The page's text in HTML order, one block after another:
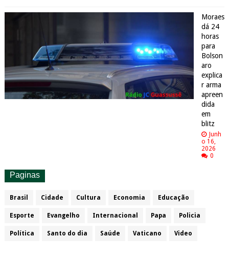
Moraes
dá 24
horas
para
Bolson
aro
explica
r arma
apreen
dida
em
blitz
Junh
o 16,
2026
0
Paginas
Brasil Cidade Cultura Economia Educação
Esporte Evangelho Internacional Papa Policia
Política Santo do dia Saúde Vaticano Video